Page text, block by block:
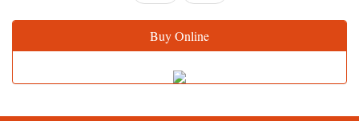
Buy Online